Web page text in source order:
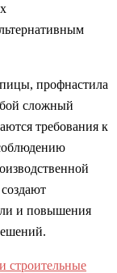
профнастила
сложный
требования к
и повышения
строительные